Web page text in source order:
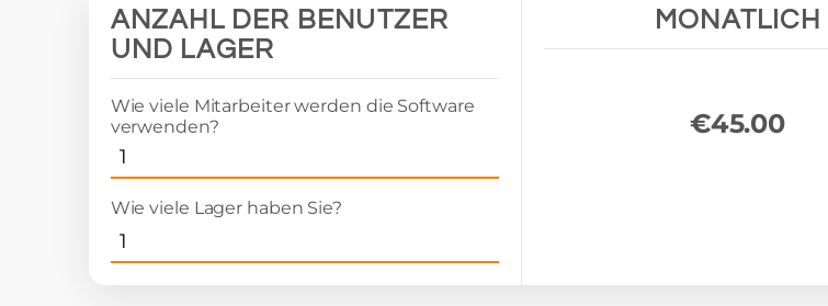
ANZAHL DER BENUTZER
UND LAGER
Wie viele Mitarbeiter werden die Software
verwenden?
Wie viele Lager haben Sie?
MONATLICH
€45.00